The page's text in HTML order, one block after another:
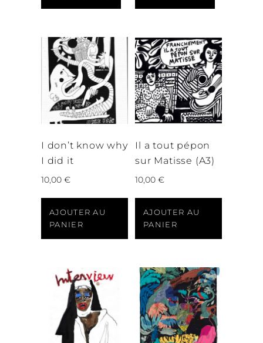
I don’t know why
I did it
10,00 €
AJOUTER AU
PANIER
Il a tout pépon
sur Matisse (A3)
10,00€
AJOUTER AU
PANIER